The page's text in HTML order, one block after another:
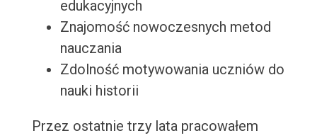
edukacyjnych
Znajomość nowoczesnych metod
nauczania
Zdolność motywowania uczniów do
nauki historii
Przez ostatnie trzy lata pracowałem